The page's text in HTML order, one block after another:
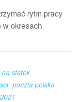
rytm pracy
w okresach
statek
poczta polska